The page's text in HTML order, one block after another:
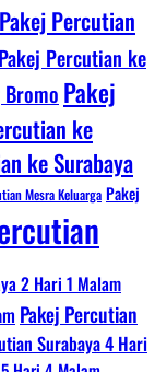
Pakej Percutian
Pakej Percutian ke
Pakej
ke
ke Surabaya
Mesra Keluarga Pakej
2 Hari 1 Malam
Pakej Percutian
Surabaya 4 Hari